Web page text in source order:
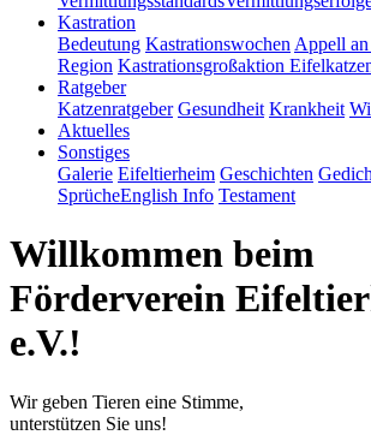
Kastration
Bedeutung Kastrationswochen Appell an
Region Kastrationsgroßaktion
Ratgeber
Katzenratgeber Gesundheit Krankheit
Aktuelles
Sonstiges
Galerie Eifeltierheim Geschichten
SprücheEnglish Info Testament
Willkommen beim
Förderverein
e.V.!
Wir geben Tieren eine Stimme,
unterstützen Sie uns!